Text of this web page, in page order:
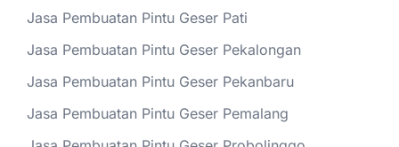
Jasa Pembuatan Pintu Geser Pati
Jasa Pembuatan Pintu Geser Pekalongan
Jasa Pembuatan Pintu Geser Pekanbaru
Jasa Pembuatan Pintu Geser Pemalang